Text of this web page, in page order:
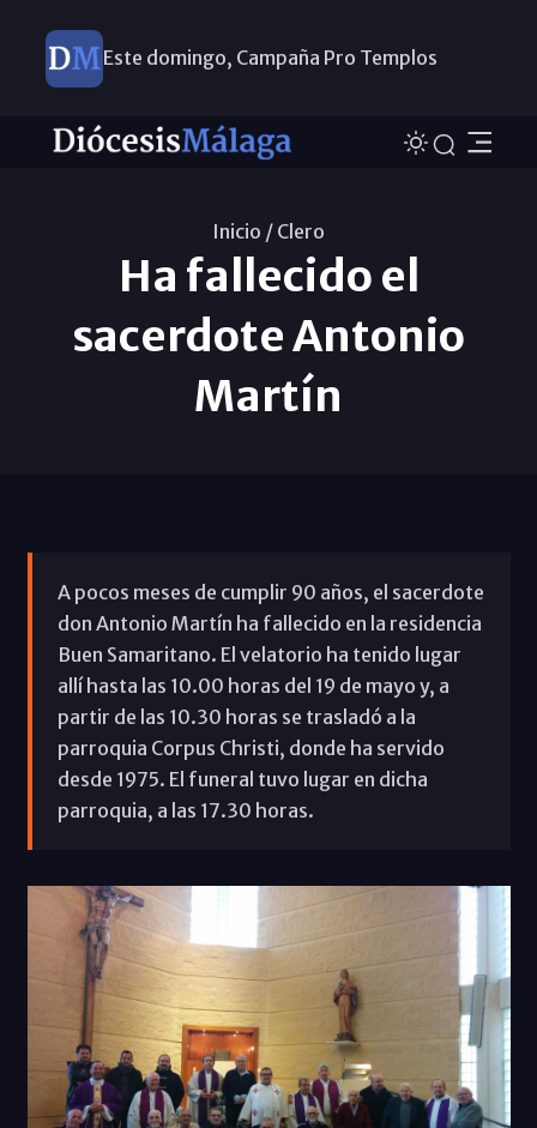
Este domingo, Campaña Pro Templos
Inicio / Clero
Ha fallecido el
sacerdote Antonio
Martín
A pocos meses de cumplir 90 años, el sacerdote
don Antonio Martín ha fallecido en la residencia
Buen Samaritano. El velatorio ha tenido lugar
allí hasta las 10.00 horas del 19 de mayo y, a
partir de las 10.30 horas se trasladó a la
parroquia Corpus Christi, donde ha servido
desde 1975. El funeral tuvo lugar en dicha
parroquia, a las 17.30 horas.